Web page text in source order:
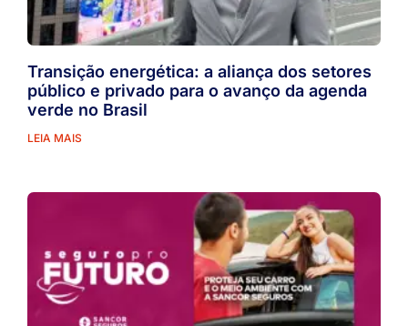
Transição energética: a aliança dos setores
público e privado para o avanço da agenda
verde no Brasil
LEIA MAIS